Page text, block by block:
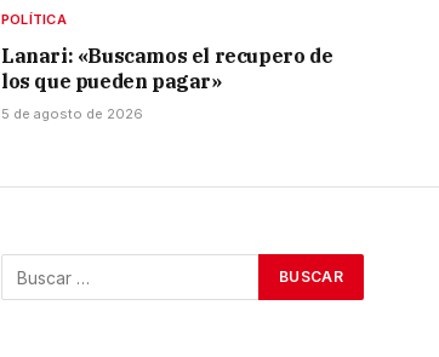
POLÍTICA
Lanari: «Buscamos el recupero de
los que pueden pagar»
5 de agosto de 2026